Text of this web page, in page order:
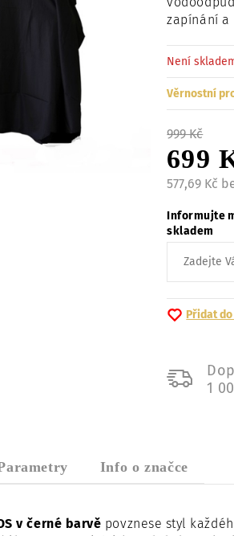
zapínání a
Není
Věrnostní
999 Kč
699
577,69 Kč
Informujte
skladem
Přidat
1
Info o značce
v černé barvě povznese styl